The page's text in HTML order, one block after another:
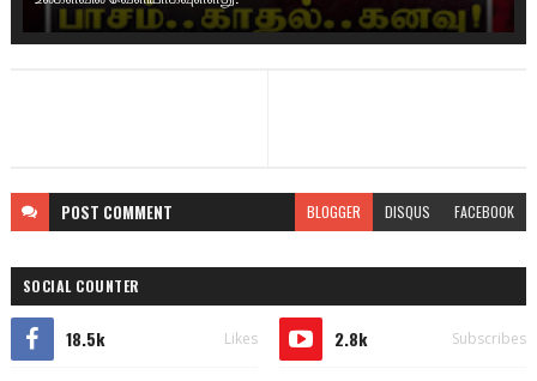
POST COMMENT BLOGGER DISQUS FACEBOOK
SOCIAL COUNTER
18.5k Likes 2.8k Subscribes